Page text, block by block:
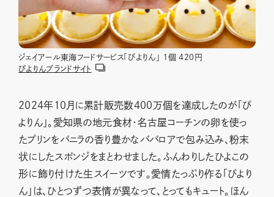
ジェイアール東海フードサービス「ぴよりん」 １個 420円
ぴよりんブランドサイト
2024年10月に累計販売数400万個を達成したのが「ぴ
よりん」。愛知県の地元食材・名古屋コーチンの卵を使っ
たプリンをバニラの香り豊かなババロアで包み込み、粉末
状にしたスポンジをまとわせました。ふんわりしたひよこの
形に飾り付けた生スイーツです。愛情たっぷり作る「ぴより
ん」は、ひとつずつ表情が異なって、とってもキュート。ほん